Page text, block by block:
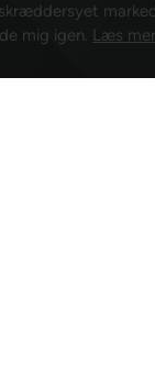
mig igen. Læs